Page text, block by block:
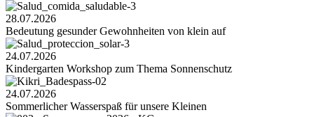
28.07.2026
Bedeutung gesunder Gewohnheiten von klein auf
24.07.2026
Kindergarten Workshop zum Thema Sonnenschutz
24.07.2026
Sommerlicher Wasserspaß für unsere Kleinen